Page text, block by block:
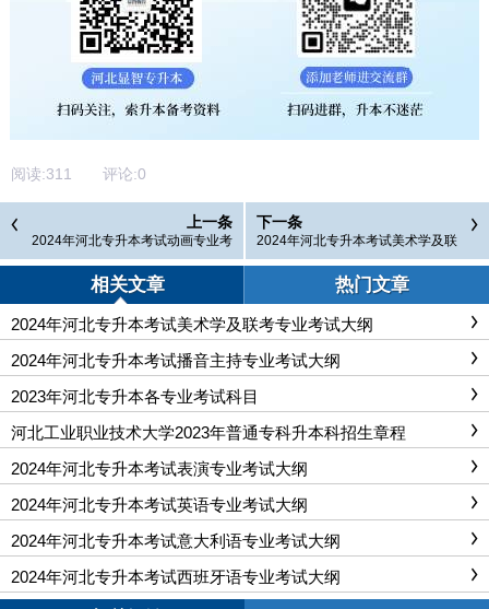
阅读:311 评论:0
上一条
2024年河北专升本考试动画专业考
试大纲
下一条
2024年河北专升本考试美术学及联
考专业考试大纲
相关文章 热门文章
2024年河北专升本考试美术学及联考专业考试大纲
2024年河北专升本考试播音主持专业考试大纲
2023年河北专升本各专业考试科目
河北工业职业技术大学2023年普通专科升本科招生章程
2024年河北专升本考试表演专业考试大纲
2024年河北专升本考试英语专业考试大纲
2024年河北专升本考试意大利语专业考试大纲
2024年河北专升本考试西班牙语专业考试大纲